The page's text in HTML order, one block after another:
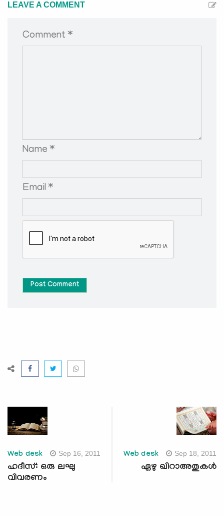
LEAVE A COMMENT
Comment *
Name *
Email *
Post Comment
Web desk Sep 16, 2011
ഹദീസ്: ഒരു ലഘു
വിവരണം
Web desk Sep 18, 2011
ഏഴു ഖിറാഅതുകള്‍